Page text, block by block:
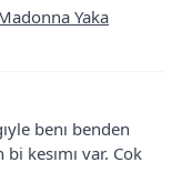
Yaka
benı benden
kesımı var. Cok